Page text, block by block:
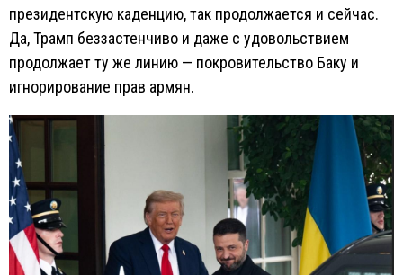
президентскую каденцию, так продолжается и сейчас.
Да, Трамп беззастенчиво и даже с удовольствием
продолжает ту же линию — покровительство Баку и
игнорирование прав армян.